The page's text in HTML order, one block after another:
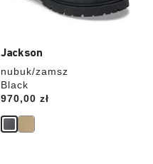
Jackson
nubuk/zamsz
Black
Price:
970,00 zł